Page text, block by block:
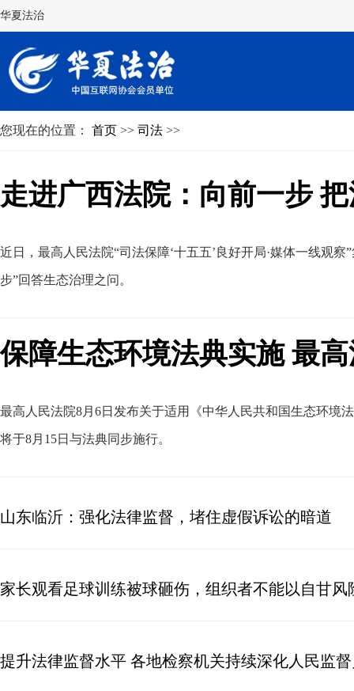
华夏法治
您现在的位置： 首页 >> 司法 >>
走进广西法院：向前一步
近日 ， 最高人民法院“司法保障‘十五五’良好开局·媒体一线观
步”回答生态治理之问 。
保障生态环境法典实施 最
最高人民法院8月6日发布关于适用《中华人民共和国生态环境
将于8月15日与法典同步施行。
山东临沂：强化法律监督，堵住虚假诉讼的暗道
家长观看足球训练被球砸伤，组织者不能以自甘风
提升法律监督水平 各地检察机关持续深化人民监